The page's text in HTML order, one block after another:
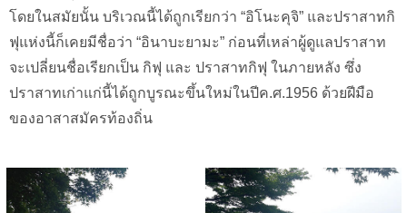
โดยในสมัยนั้น บริเวณนี้ได้ถูกเรียกว่า “อิโนะคุจิ” และปราสาทกิ
ฟุแห่งนี้ก็เคยมีชื่อว่า “อินาบะยามะ” ก่อนที่เหล่าผู้ดูแลปราสาท
จะเปลี่ยนชื่อเรียกเป็น กิฟุ และ ปราสาทกิฟุ ในภายหลัง ซึ่ง
ปราสาทเก่าแก่นี้ได้ถูกบูรณะขึ้นใหม่ในปีค.ศ.1956 ด้วยฝีมือ
ของอาสาสมัครท้องถิ่น